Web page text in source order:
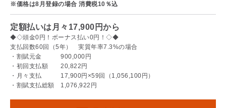
※価格は8月登録の場合 消費税10％込
定額払いは月々17,900円から
◆◇頭金0円！ボーナス払い0円！◇◆
支払回数60回（5年） 実質年率7.3%の場合
・割賦元金 900,000円
・初回支払額 20,822円
・月々支払 17,900円×59回（1,056,100円）
・割賦支払総額 1,076,922円